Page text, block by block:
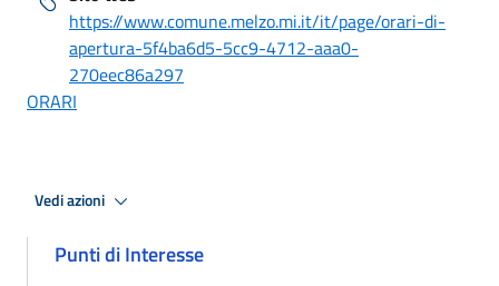
https://www.comune.melzo.mi.it/it/page/orari-di-
apertura-5f4ba6d5-5cc9-4712-aaa0-
270eec86a297
ORARI
Vedi azioni
Punti di Interesse